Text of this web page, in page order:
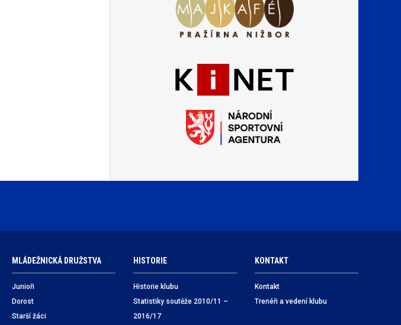
MLÁDEŽNICKÁ DRUŽSTVA
Junioři
Dorost
Starší žáci
HISTORIE
Historie klubu
Statistiky soutěže 2010/11 –
2016/17
KONTAKT
Kontakt
Trenéři a vedení klubu